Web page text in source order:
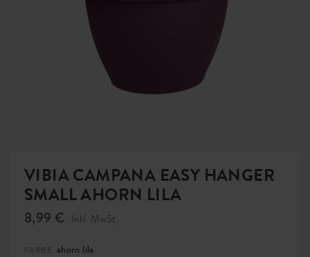
VIBIA CAMPANA EASY HANGER
SMALL AHORN LILA
8,99 € Inkl. MwSt.
FARBE: ahorn lila